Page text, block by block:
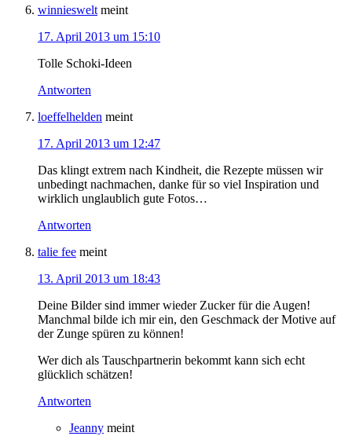
winnieswelt meint
17. April 2013 um 15:10
Tolle Schoki-Ideen
Antworten
loeffelhelden meint
17. April 2013 um 12:47
Das klingt extrem nach Kindheit, die Rezepte müssen wir
unbedingt nachmachen, danke für so viel Inspiration und
wirklich unglaublich gute Fotos…
Antworten
talie fee meint
13. April 2013 um 18:43
Deine Bilder sind immer wieder Zucker für die Augen!
Manchmal bilde ich mir ein, den Geschmack der Motive auf
der Zunge spüren zu können!
Wer dich als Tauschpartnerin bekommt kann sich echt
glücklich schätzen!
Antworten
Jeanny meint